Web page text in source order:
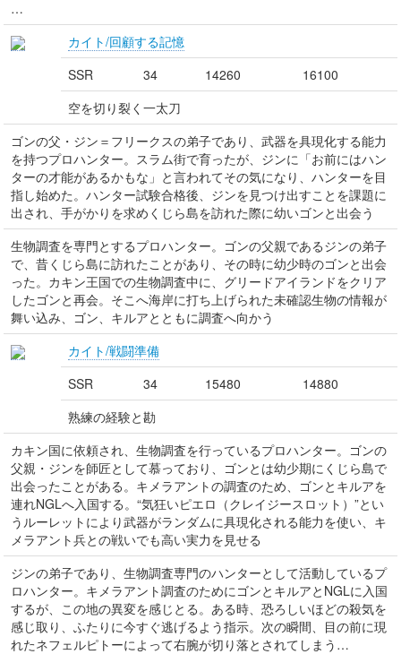
…
カイト/回顧する記憶
SSR
34 14260
16100
空を切り裂く一太刀
ゴンの父・ジン＝フリークスの弟子であり、武器を具現化する能力
を持つプロハンター。スラム街で育ったが、ジンに「お前にはハン
ターの才能があるかもな」と言われてその気になり、ハンターを目
指し始めた。ハンター試験合格後、ジンを見つけ出すことを課題に
出され、手がかりを求めくじら島を訪れた際に幼いゴンと出会う
生物調査を専門とするプロハンター。ゴンの父親であるジンの弟子
で、昔くじら島に訪れたことがあり、その時に幼少時のゴンと出会
った。カキン王国での生物調査中に、グリードアイランドをクリア
したゴンと再会。そこへ海岸に打ち上げられた未確認生物の情報が
舞い込み、ゴン、キルアとともに調査へ向かう
カイト/戦闘準備
SSR
34 15480
14880
熟練の経験と勘
カキン国に依頼され、生物調査を行っているプロハンター。ゴンの
父親・ジンを師匠として慕っており、ゴンとは幼少期にくじら島で
出会ったことがある。キメラアントの調査のため、ゴンとキルアを
連れNGLへ入国する。“気狂いピエロ（クレイジースロット）”とい
うルーレットにより武器がランダムに具現化される能力を使い、キ
メラアント兵との戦いでも高い実力を見せる
ジンの弟子であり、生物調査専門のハンターとして活動しているプ
ロハンター。キメラアント調査のためにゴンとキルアとNGLに入国
するが、この地の異変を感じとる。ある時、恐ろしいほどの殺気を
感じ取り、ふたりに今すぐ逃げるよう指示。次の瞬間、目の前に現
れたネフェルピトーによって右腕が切り落とされてしまう…